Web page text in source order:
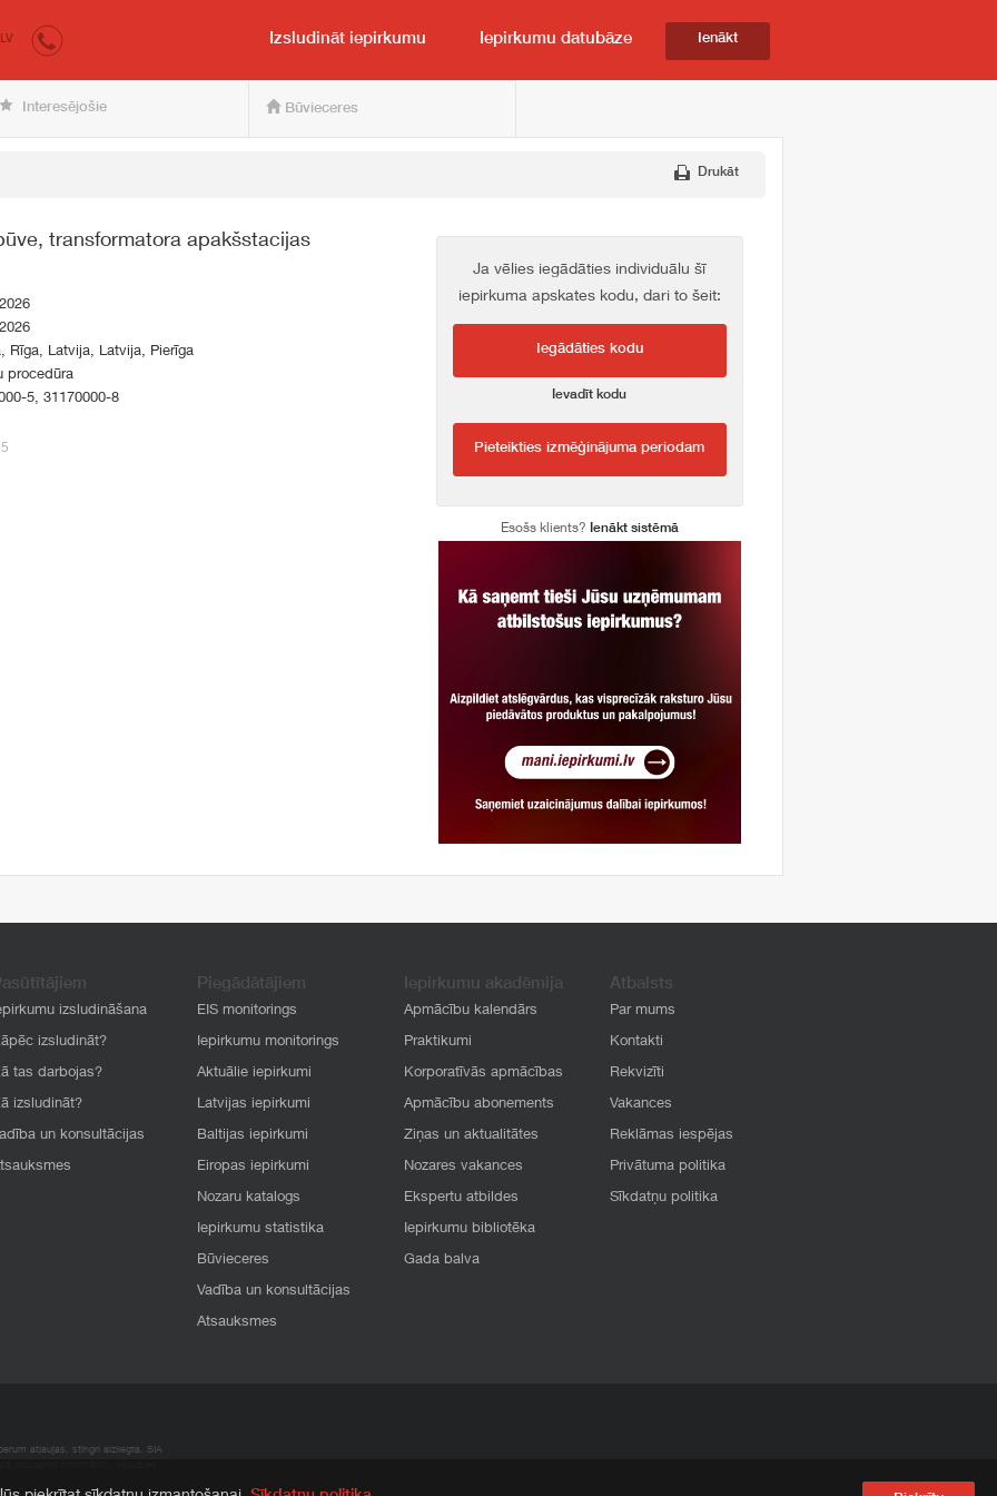
pircējam un pārdevējam
LV Izsludināt iepirkumu Iepirkumu datubāze Ienākt
Interesējošie Būvieceres
Drukāt
transformatora apakšstacijas
Rīga, Latvija, Latvija, Pierīga
procedūra
5, 31170000-8
Ja vēlies iegādāties individuālu šī
iepirkuma apskates kodu, dari to šeit:
Iegādāties kodu
Ievadīt kodu
Pieteikties izmēģinājuma periodam
Esošs klients? Ienākt sistēmā
izsludināšana
izsludināt?
tas darbojas?
izsludināt?
un konsultācijas
Piegādātājiem
EIS monitorings
Iepirkumu monitorings
Aktuālie iepirkumi
Latvijas iepirkumi
Baltijas iepirkumi
Eiropas iepirkumi
Nozaru katalogs
Iepirkumu statistika
Būvieceres
Vadība un konsultācijas
Atsauksmes
Iepirkumu akadēmija
Apmācību kalendārs
Praktikumi
Korporatīvās apmācības
Apmācību abonements
Ziņas un aktualitātes
Nozares vakances
Ekspertu atbildes
Iepirkumu bibliotēka
Gada balva
Atbalsts
Par mums
Kontakti
Rekvizīti
Vakances
Reklāmas iespējas
Privātuma politika
Sīkdatņu politika
atļaujas, stingri aizliegta. SIA